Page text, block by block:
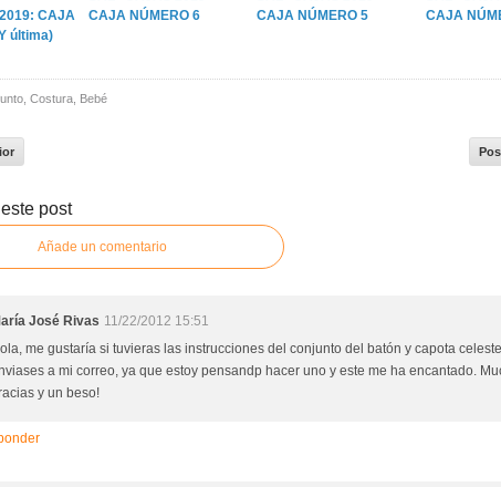
CAJA
última)
CAJA NÚMERO 6
CAJA NÚMERO 5
CAJA
Costura Bebé
post
Añade un comentario
José Rivas 11/22/2012 15:51
me gustaría si tuvieras las instrucciones del conjunto del batón y capota
a mi correo, ya que estoy pensandp hacer uno y este me ha encantado.
y un beso!